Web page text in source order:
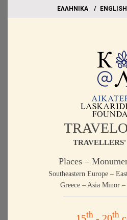
EΛΛΗΝΙΚΑ ΕΝGLISH
Places –
Southeastern Europe –
Greece – Asia Minor
th th